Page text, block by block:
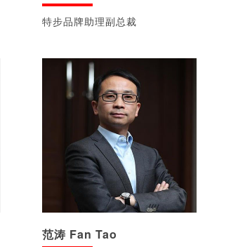
特步品牌助理副总裁
范涛 Fan Tao